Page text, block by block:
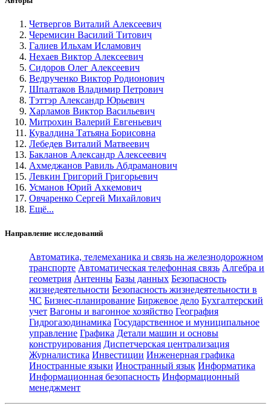
Четвергов Виталий Алексеевич
Черемисин Василий Титович
Галиев Ильхам Исламович
Нехаев Виктор Алексеевич
Сидоров Олег Алексеевич
Ведрученко Виктор Родионович
Шпалтаков Владимир Петрович
Тэттэр Александр Юрьевич
Харламов Виктор Васильевич
Митрохин Валерий Евгеньевич
Кувалдина Татьяна Борисовна
Лебедев Виталий Матвеевич
Бакланов Александр Алексеевич
Ахмеджанов Равиль Абдраманович
Левкин Григорий Григорьевич
Усманов Юрий Ахкемович
Овчаренко Сергей Михайлович
Ещё...
Направление исследований
Автоматика, телемеханика и связь на железнодорожном
транспорте Автоматическая телефонная связь Алгебра и
геометрия Антенны Базы данных Безопасность
жизнедеятельности Безопасность жизнедеятельности в
ЧС Бизнес-планирование Биржевое дело Бухгалтерский
учет Вагоны и вагонное хозяйство География
Гидрогазодинамика Государственное и муниципальное
управление Графика Детали машин и основы
конструирования Диспетчерская централизация
Журналистика Инвестиции Инженерная графика
Иностранные языки Иностранный язык Информатика
Информационная безопасность Информационный
менеджмент